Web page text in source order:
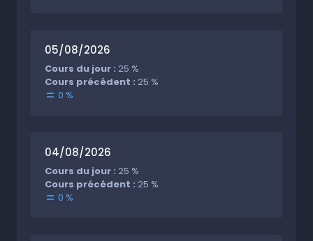
05/08/2026
Cours du jour : 25 %
Cours précédent : 25 %
0 %
04/08/2026
Cours du jour : 25 %
Cours précédent : 25 %
0 %